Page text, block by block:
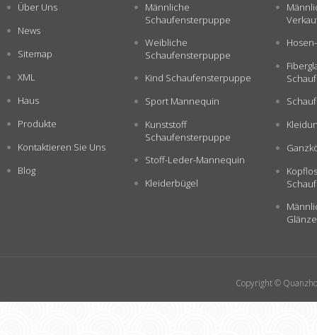
Über Uns
News
Sitemap
XML
Haus
Produkte
Kontaktieren Sie Uns
Blog
Männliche
Schaufensterpuppe
Weibliche
Schaufensterpuppe
Kind Schaufensterpuppe
Sport Mannequin
Kunststoff
Schaufensterpuppe
Stoff-Leder-Mannequin
Kleiderbügel
Copyright ©